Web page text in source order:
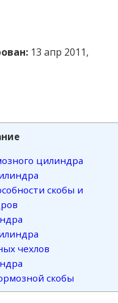
13 апр 2011,
цилиндра
скобы и
чехлов
скобы